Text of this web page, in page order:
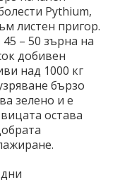
Pythium,
листен пригор.
– 50 зърна на
добивен
над 1000 кг
бързо
зелено и е
остава